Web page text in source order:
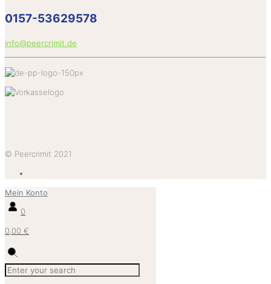
0157-53629578
info@peercrimit.de
© Peercrimit 2021
Mein Konto
0
0,00 €